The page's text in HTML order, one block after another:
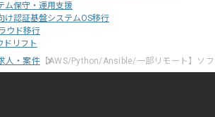
ム保守・運用支援
け認証基盤システムOS移行
ウド移行
ドリフト
人・案件【AWS/Python/Ansible/一部リモート】ソ